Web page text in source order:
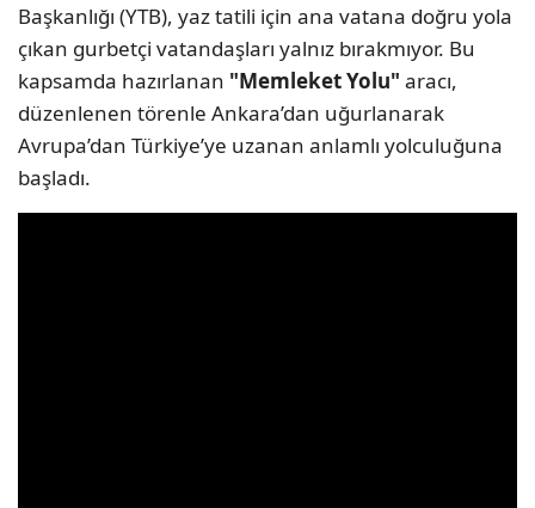
Başkanlığı (YTB), yaz tatili için ana vatana doğru yola
çıkan gurbetçi vatandaşları yalnız bırakmıyor. Bu
kapsamda hazırlanan "Memleket Yolu" aracı,
düzenlenen törenle Ankara’dan uğurlanarak
Avrupa’dan Türkiye’ye uzanan anlamlı yolculuğuna
başladı.